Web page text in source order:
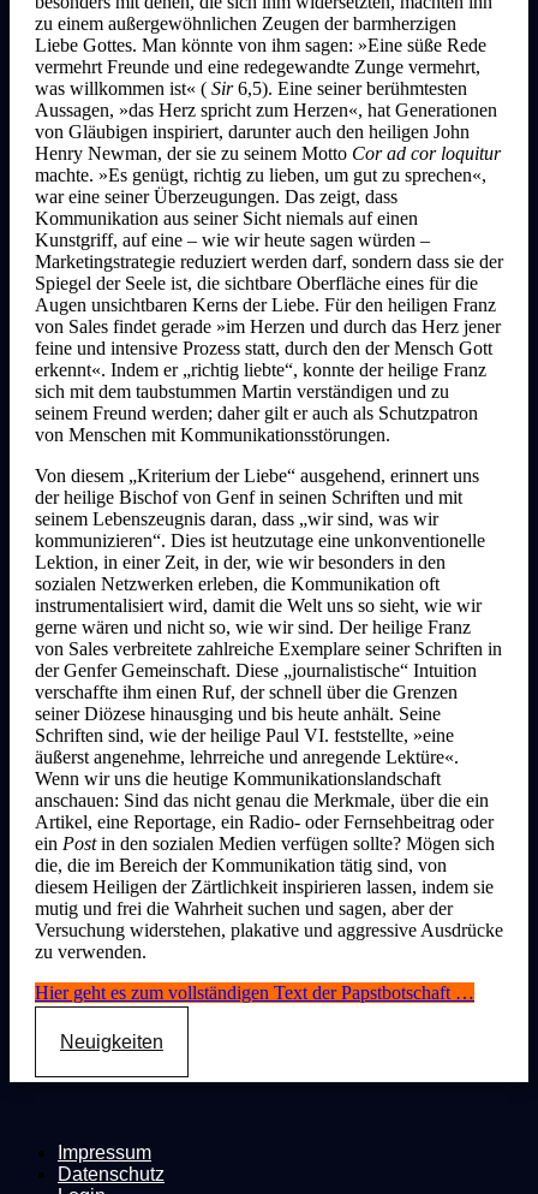
zu einem außergewöhnlichen Zeugen der barmherzigen
Liebe Gottes. Man könnte von ihm sagen: »Eine süße Rede
vermehrt Freunde und eine redegewandte Zunge vermehrt,
was willkommen ist« ( Sir6,5). Eine seiner berühmtesten
Aussagen, »das Herz spricht zum Herzen«, hat Generationen
von Gläubigen inspiriert, darunter auch den heiligen John
Henry Newman, der sie zu seinem Motto Cor ad cor loquitur
machte. »Es genügt, richtig zu lieben, um gut zu sprechen«,
war eine seiner Überzeugungen. Das zeigt, dass
Kommunikation aus seiner Sicht niemals auf einen
Kunstgriff, auf eine – wie wir heute sagen würden –
Marketingstrategie reduziert werden darf, sondern dass sie der
Spiegel der Seele ist, die sichtbare Oberfläche eines für die
Augen unsichtbaren Kerns der Liebe. Für den heiligen Franz
von Sales findet gerade »im Herzen und durch das Herz jener
feine und intensive Prozess statt, durch den der Mensch Gott
erkennt«. Indem er „richtig liebte“, konnte der heilige Franz
sich mit dem taubstummen Martin verständigen und zu
seinem Freund werden; daher gilt er auch als Schutzpatron
von Menschen mit Kommunikationsstörungen.
Von diesem „Kriterium der Liebe“ ausgehend, erinnert uns
der heilige Bischof von Genf in seinen Schriften und mit
seinem Lebenszeugnis daran, dass „wir sind, was wir
kommunizieren“. Dies ist heutzutage eine unkonventionelle
Lektion, in einer Zeit, in der, wie wir besonders in den
sozialen Netzwerken erleben, die Kommunikation oft
instrumentalisiert wird, damit die Welt uns so sieht, wie wir
gerne wären und nicht so, wie wir sind. Der heilige Franz
von Sales verbreitete zahlreiche Exemplare seiner Schriften in
der Genfer Gemeinschaft. Diese „journalistische“ Intuition
verschaffte ihm einen Ruf, der schnell über die Grenzen
seiner Diözese hinausging und bis heute anhält. Seine
Schriften sind, wie der heilige Paul VI. feststellte, »eine
äußerst angenehme, lehrreiche und anregende Lektüre«.
Wenn wir uns die heutige Kommunikationslandschaft
anschauen: Sind das nicht genau die Merkmale, über die ein
Artikel, eine Reportage, ein Radio- oder Fernsehbeitrag oder
ein Postin den sozialen Medien verfügen sollte? Mögen sich
die, die im Bereich der Kommunikation tätig sind, von
diesem Heiligen der Zärtlichkeit inspirieren lassen, indem sie
mutig und frei die Wahrheit suchen und sagen, aber der
Versuchung widerstehen, plakative und aggressive Ausdrücke
zu verwenden.
Hier geht es zum vollständigen Text der Papstbotschaft …
Neuigkeiten
Impressum
Datenschutz